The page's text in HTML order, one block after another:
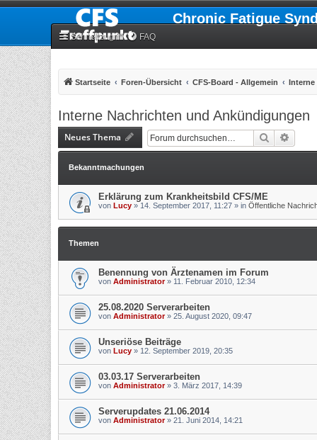
Chronic Fatigue
Schnellzugriff FAQ
Startseite Foren-Übersicht CFS-Board - Allgemein Interne
Interne Nachrichten und Ankündigungen
Neues Thema Suche
Bekanntmachungen
Erklärung zum Krankheitsbild CFS/ME
von Lucy » 14. September 2017, 11:27 » in Öffentliche
Themen
Benennung von Ärztenamen im Forum
von Administrator» 11. Februar 2010, 12:34
25.08.2020 Serverarbeiten
von Administrator» 25. August 2020, 09:47
Unseriöse Beiträge
von Lucy » 12. September 2019, 20:35
03.03.17 Serverarbeiten
von Administrator» 3. März 2017, 14:39
Serverupdates 21.06.2014
von Administrator» 21. Juni 2014, 14:21